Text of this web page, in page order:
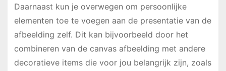
Daarnaast kun je overwegen om persoonlijke
elementen toe te voegen aan de presentatie van de
afbeelding zelf. Dit kan bijvoorbeeld door het
combineren van de canvas afbeelding met andere
decoratieve items die voor jou belangrijk zijn, zoals